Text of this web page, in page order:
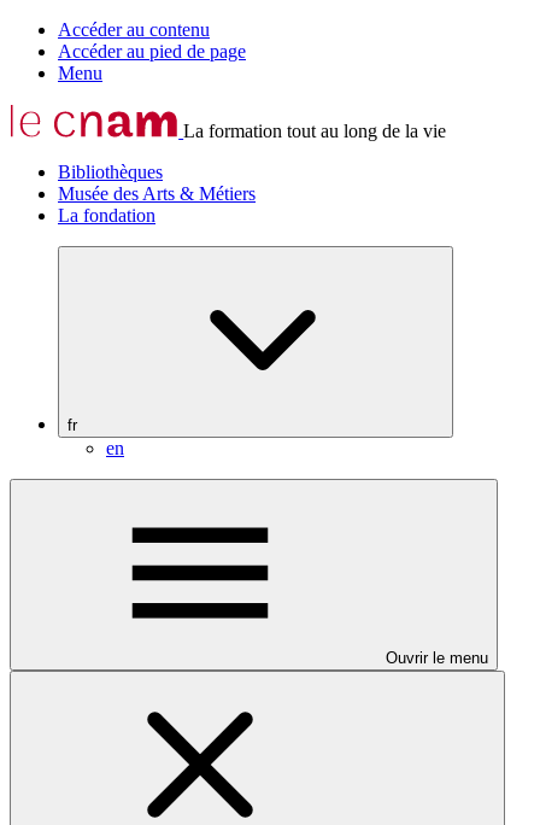
Accéder au contenu
Accéder au pied de page
Menu
La formation tout au long de la vie
Bibliothèques
Musée des Arts & Métiers
La fondation
fr
en
Ouvrir le menu